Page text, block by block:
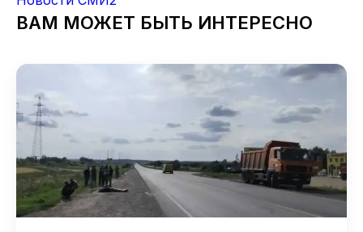
ВАМ МОЖЕТ БЫТЬ ИНТЕРЕСНО